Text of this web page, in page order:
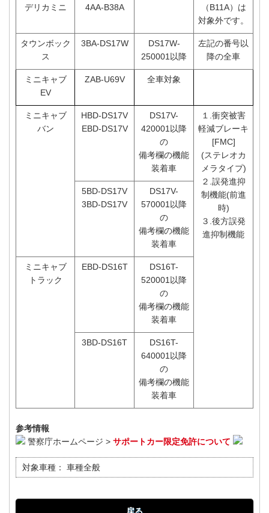
デリカミニ
4AA-B38A
（B11A）は
対象外です。
タウンボック
ス
3BA-DS17W
DS17W-
250001以降
左記の番号以
降の全車
ミニキャブ
EV
ZAB-U69V 全車対象
ミニキャブ
バン
HBD-DS17V
EBD-DS17V
DS17V-
420001以降
の
備考欄の機能
装着車
１.衝突被害
軽減ブレーキ
[FMC]
(ステレオカ
メラタイプ)
２.誤発進抑
制機能(前進
時)
３.後方誤発
進抑制機能
5BD-DS17V
3BD-DS17V
DS17V-
570001以降
の
備考欄の機能
装着車
ミニキャブ
トラック
EBD-DS16T
DS16T-
520001以降
の
備考欄の機能
装着車
3BD-DS16T
DS16T-
640001以降
の
備考欄の機能
装着車
参考情報
警察庁ホームページ > サポートカー限定免許について
対象車種： 車種全般
戻る